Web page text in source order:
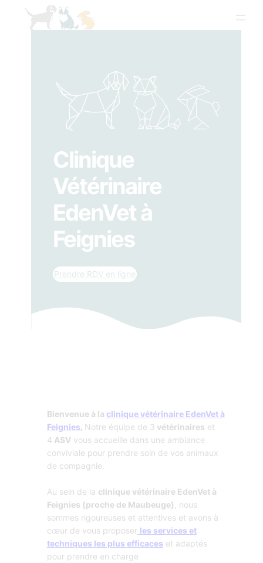
Clinique
Vétérinaire
EdenVet à
Feignies
Prendre RDV en ligne
Bienvenue à la clinique vétérinaire EdenVet à
Feignies. Notre équipe de 3 vétérinaires et
4 ASVvous accueille dans une ambiance
conviviale pour prendre soin de vos animaux
de compagnie.
Au sein de la clinique vétérinaire EdenVet à
Feignies (proche de Maubeuge) , nous
sommes rigoureuses et attentives et avons à
cœur de vous proposer les services et
techniques les plus efficaces et adaptés
pour prendre en charge